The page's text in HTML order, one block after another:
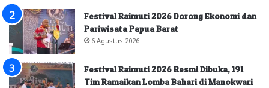
Festival Raimuti 2026 Dorong Ekonomi dan
Pariwisata Papua Barat
6 Agustus 2026
Festival Raimuti 2026 Resmi Dibuka, 191
Tim Ramaikan Lomba Bahari di Manokwari